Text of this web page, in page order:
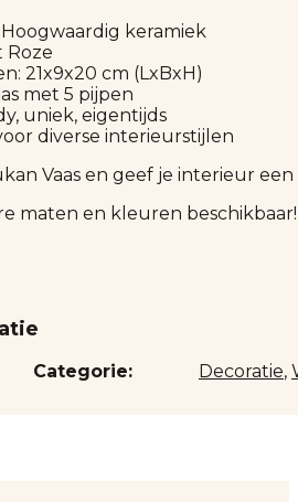
Hoogwaardig keramiek
Roze
21x9x20 cm (LxBxH)
met 5 pijpen
uniek, eigentijds
diverse interieurstijlen
Vaas en geef je interieur
maten en kleuren beschikbaar!
Categorie: Decoratie,